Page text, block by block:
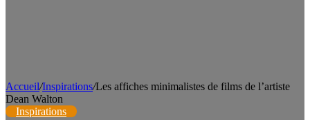
Accueil/Inspirations/Les affiches minimalistes de films de l’artiste
Dean Walton
Inspirations